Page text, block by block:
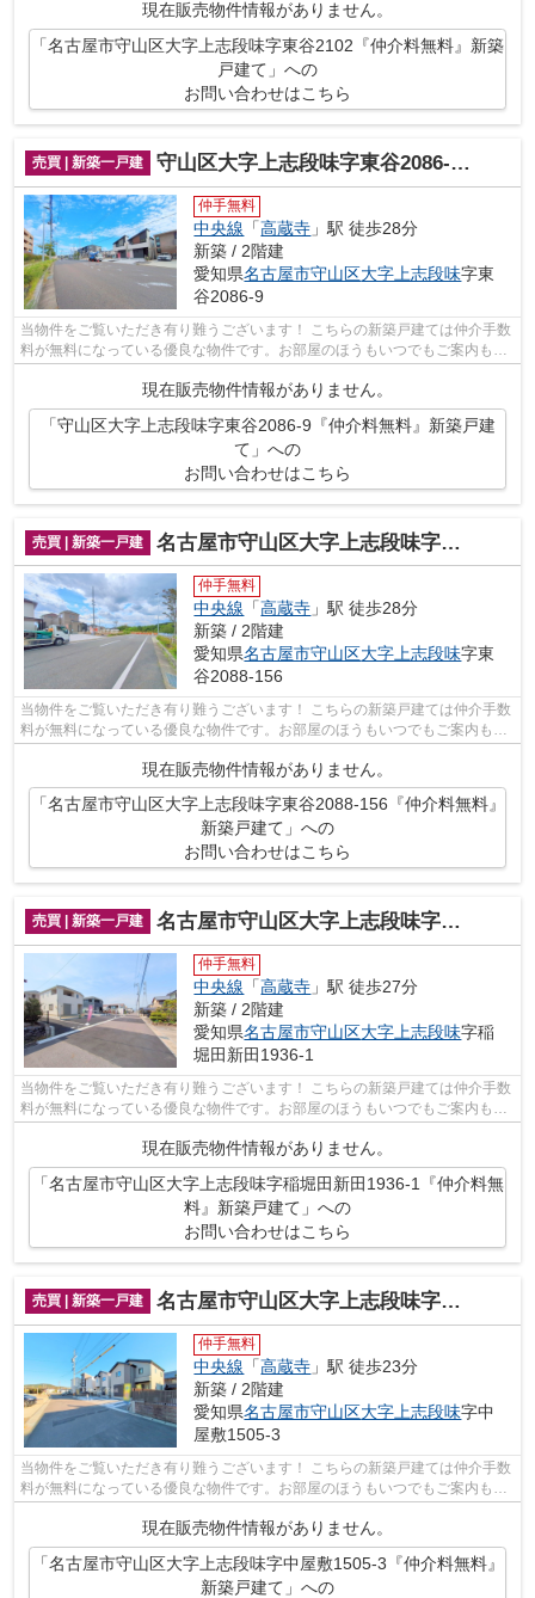
現在販売物件情報がありません。
「名古屋市守山区大字上志段味字東谷2102『仲介料無料』新築
戸建て」への
お問い合わせはこちら
売買 | 新築一戸建 守山区大字上志段味字東谷2086-9『仲介料無料』新築戸建て
仲手無料
中央線 「高蔵寺 」駅 徒歩28分
新築 / 2階建
愛知県名古屋市守山区大字上志段味字東
谷2086-9
当物件をご覧いただき有り難うございます！ こちらの新築戸建ては仲介手数
料が無料になっている優良な物件です。お部屋のほうもいつでもご案内もさ
せて頂きますのでお気軽にお問合せ下...
現在販売物件情報がありません。
「守山区大字上志段味字東谷2086-9『仲介料無料』新築戸建
て」への
お問い合わせはこちら
売買 | 新築一戸建 名古屋市守山区大字上志段味字東谷2088-156『仲介料無料』新築戸建て
仲手無料
中央線 「高蔵寺 」駅 徒歩28分
新築 / 2階建
愛知県名古屋市守山区大字上志段味字東
谷2088-156
当物件をご覧いただき有り難うございます！ こちらの新築戸建ては仲介手数
料が無料になっている優良な物件です。お部屋のほうもいつでもご案内もさ
せて頂きますのでお気軽にお問合せ下...
現在販売物件情報がありません。
「名古屋市守山区大字上志段味字東谷2088-156『仲介料無料』
新築戸建て」への
お問い合わせはこちら
売買 | 新築一戸建 名古屋市守山区大字上志段味字稲堀田新田1936-1『仲介料無料』新築戸建て
仲手無料
中央線 「高蔵寺 」駅 徒歩27分
新築 / 2階建
愛知県名古屋市守山区大字上志段味字稲
堀田新田1936-1
当物件をご覧いただき有り難うございます！ こちらの新築戸建ては仲介手数
料が無料になっている優良な物件です。お部屋のほうもいつでもご案内もさ
現在販売物件情報がありません。
「名古屋市守山区大字上志段味字稲堀田新田1936-1『仲介料無
料』新築戸建て」への
お問い合わせはこちら
売買 | 新築一戸建 名古屋市守山区大字上志段味字中屋敷1505-3『仲介料無料』新築戸建て
仲手無料
中央線 「高蔵寺 」駅 徒歩23分
新築 / 2階建
愛知県名古屋市守山区大字上志段味字中
屋敷1505-3
当物件をご覧いただき有り難うございます！ こちらの新築戸建ては仲介手数
料が無料になっている優良な物件です。お部屋のほうもいつでもご案内もさ
現在販売物件情報がありません。
「名古屋市守山区大字上志段味字中屋敷1505-3『仲介料無料』
新築戸建て」への